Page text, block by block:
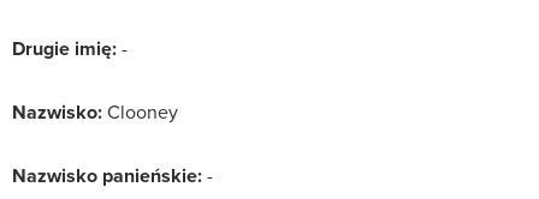
Drugie imię:-
Nazwisko:Clooney
Nazwisko panieńskie:-